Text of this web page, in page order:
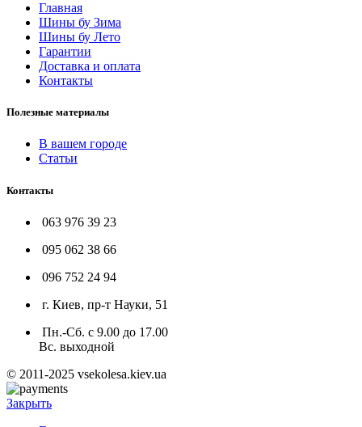
Главная
Шины бу Зима
Шины бу Лето
Гарантии
Доставка и оплата
Контакты
Полезные материалы
В вашем городе
Статьи
Контакты
063 976 39 23
095 062 38 66
096 752 24 94
г. Киев, пр-т Науки, 51
Пн.-Сб. с 9.00 до 17.00
Вс. выходной
© 2011-2025 vsekolesa.kiev.ua
Закрыть